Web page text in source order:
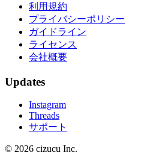
利用規約
プライバシーポリシー
ガイドライン
ライセンス
会社概要
Updates
Instagram
Threads
サポート
© 2026 cizucu Inc.